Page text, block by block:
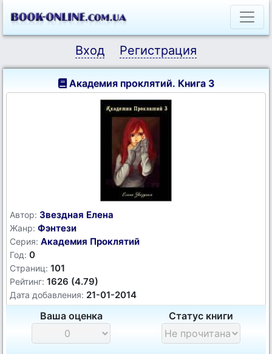
Вход Регистрация
Академия проклятий. Книга 3
Автор: Звездная Елена
Жанр: Фэнтези
Серия: Академия Проклятий
Год: 0
Страниц: 101
Рейтинг: 1626 (4.79)
Дата добавления: 21-01-2014
Ваша оценка Статус книги